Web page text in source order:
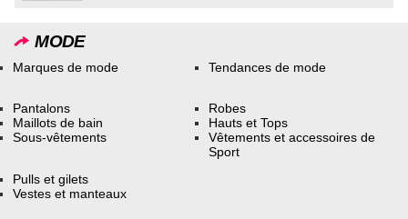
MODE
Marques de mode Tendances de mode
Pantalons
Maillots de bain
Sous-vêtements
Robes
Hauts et Tops
Vêtements et accessoires de
Sport
Pulls et gilets
Vestes et manteaux